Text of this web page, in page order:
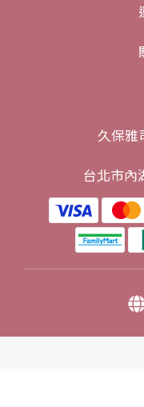
久保雅
台北市內